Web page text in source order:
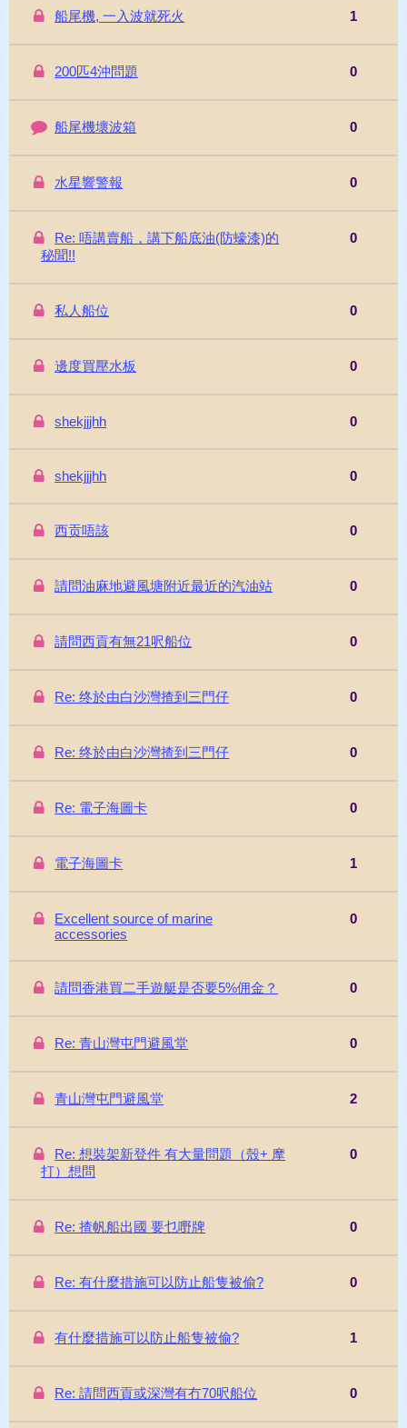
船尾機, 一入波就死火 1
200匹4沖問題 0
船尾機壞波箱 0
水星響警報 0
Re: 唔講賣船，講下船底油(防蠔漆)的
秘聞!!
0
私人船位 0
邊度買壓水板 0
shekjjjhh 0
shekjjjhh 0
西贡唔該 0
請問油麻地避風塘附近最近的汽油站 0
請問西貢有無21呎船位 0
Re: 终於由白沙灣揸到三門仔 0
Re: 终於由白沙灣揸到三門仔 0
Re: 電子海圖卡 0
電子海圖卡 1
Excellent source of marine
accessories
0
請問香港買二手遊艇是否要5%佣金？ 0
Re: 青山灣屯門避風堂 0
青山灣屯門避風堂 2
Re: 想裝架新登件 有大量問題（殼+ 摩
打）想問
0
Re: 揸帆船出國 要乜嘢牌 0
Re: 有什麼措施可以防止船隻被偷? 0
有什麼措施可以防止船隻被偷? 1
Re: 請問西貢或深灣有冇70呎船位 0